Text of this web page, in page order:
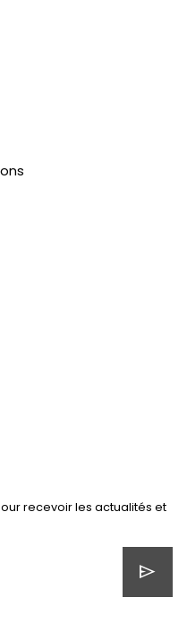
recevoir les actualités et
send